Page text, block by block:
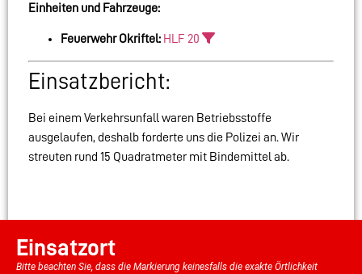
Einheiten und Fahrzeuge:
Feuerwehr Okriftel: HLF 20
Einsatzbericht:
Bei einem Verkehrsunfall waren Betriebsstoffe
ausgelaufen, deshalb forderte uns die Polizei an. Wir
streuten rund 15 Quadratmeter mit Bindemittel ab.
Einsatzort
Bitte beachten Sie, dass die Markierung keinesfalls die exakte Örtlichkeit